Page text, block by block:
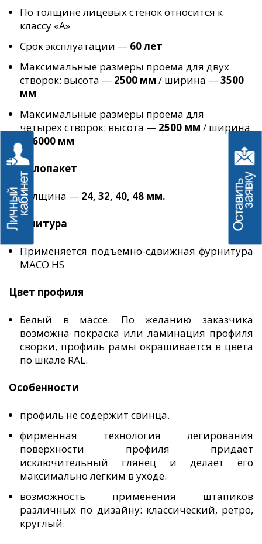
По толщине лицевых стенок относится к
классу «А»
Срок эксплуатации — 60 лет
Максимальные размеры проема для двух
створок: высота — 2500 мм / ширина —3500
мм
Максимальные размеры проема для
четырех створок: высота — 2500 мм / ширина
— 6000 мм
Стеклопакет
Толщина — 24, 32, 40, 48 мм.
Фурнитура
Применяется подъемно-сдвижная фурнитура
MACO HS
Цвет профиля
Белый в массе. По желанию заказчика
возможна покраска или ламинация профиля
сворки, профиль рамы окрашивается в цвета
по шкале RAL.
Особенности
профиль не содержит свинца.
фирменная технология легирования
поверхности профиля придает
исключительный глянец и делает его
максимально легким в уходе.
возможность применения штапиков
различных по дизайну: классический, ретро,
круглый.